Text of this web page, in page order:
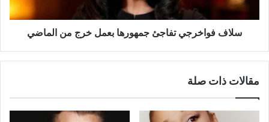
الماضي
سلاف فواخرجي تفاجئ جمهورها بعمل خرج من الماضي
مقالات ذات صلة